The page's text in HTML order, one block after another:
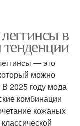
в
— это
можно
2025 году мода
комбинации
кожаных